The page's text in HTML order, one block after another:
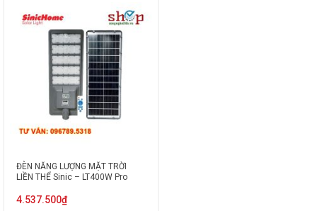
ĐÈN NĂNG LƯỢNG MẶT TRỜI
LIỀN THỂ Sinic – LT400W Pro
4.537.500₫